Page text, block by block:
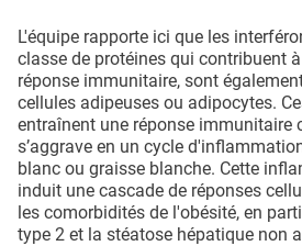
L'équipe rapporte ici que les
classe de protéines qui contribuent
réponse immunitaire, sont
cellules adipeuses ou adipocytes.
entraînent une réponse immunitaire
s’aggrave en un cycle
blanc ou graisse blanche. Cette
induit une cascade de réponses
les comorbidités de l'obésité, en
type 2 et la stéatose hépatique non